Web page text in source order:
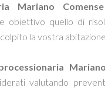
Mariano Comense
obiettivo quello di
la vostra
valutando